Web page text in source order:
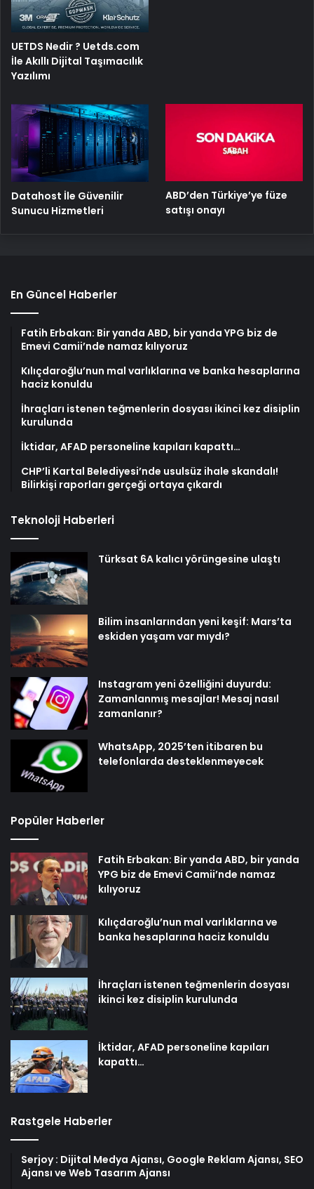
UETDS Nedir ? Uetds.com
İle Akıllı Dijital Taşımacılık
Yazılımı
Datahost İle Güvenilir
Sunucu Hizmetleri
ABD’den Türkiye’ye füze
satışı onayı
En Güncel Haberler
Fatih Erbakan: Bir yanda ABD, bir yanda YPG biz de
Emevi Camii’nde namaz kılıyoruz
Kılıçdaroğlu’nun mal varlıklarına ve banka hesaplarına
haciz konuldu
İhraçları istenen teğmenlerin dosyası ikinci kez disiplin
kurulunda
İktidar, AFAD personeline kapıları kapattı…
CHP’li Kartal Belediyesi’nde usulsüz ihale skandalı!
Bilirkişi raporları gerçeği ortaya çıkardı
Teknoloji Haberleri
Türksat 6A kalıcı yörüngesine ulaştı
Bilim insanlarından yeni keşif: Mars’ta
eskiden yaşam var mıydı?
Instagram yeni özelliğini duyurdu:
Zamanlanmış mesajlar! Mesaj nasıl
zamanlanır?
WhatsApp, 2025’ten itibaren bu
telefonlarda desteklenmeyecek
Popüler Haberler
Fatih Erbakan: Bir yanda ABD, bir yanda
YPG biz de Emevi Camii’nde namaz
kılıyoruz
Kılıçdaroğlu’nun mal varlıklarına ve
banka hesaplarına haciz konuldu
İhraçları istenen teğmenlerin dosyası
ikinci kez disiplin kurulunda
İktidar, AFAD personeline kapıları
kapattı…
Rastgele Haberler
Serjoy : Dijital Medya Ajansı, Google Reklam Ajansı, SEO
Ajansı ve Web Tasarım Ajansı